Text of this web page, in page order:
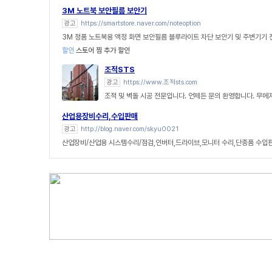
3M 노트북 보안필름 보안기
광고 https://smartstore.naver.com/noteoption
3M 정품 노트북용 액정 화면 보안필름 블루라이트 차단 보안기 및 주변기기
할인 스토어 찜 추가 할인
조적STS
광고 https://www.조적sts.com
조적 및 벽돌 시공 전문입니다. 언제든 문의 환영합니다. 무메
산업용장비수리,수입판매
광고 http://blog.naver.com/skyu0021
산업장비/산업용 시스템수리/점검,인버터,드라이브,모니터 수리,단종품 수입